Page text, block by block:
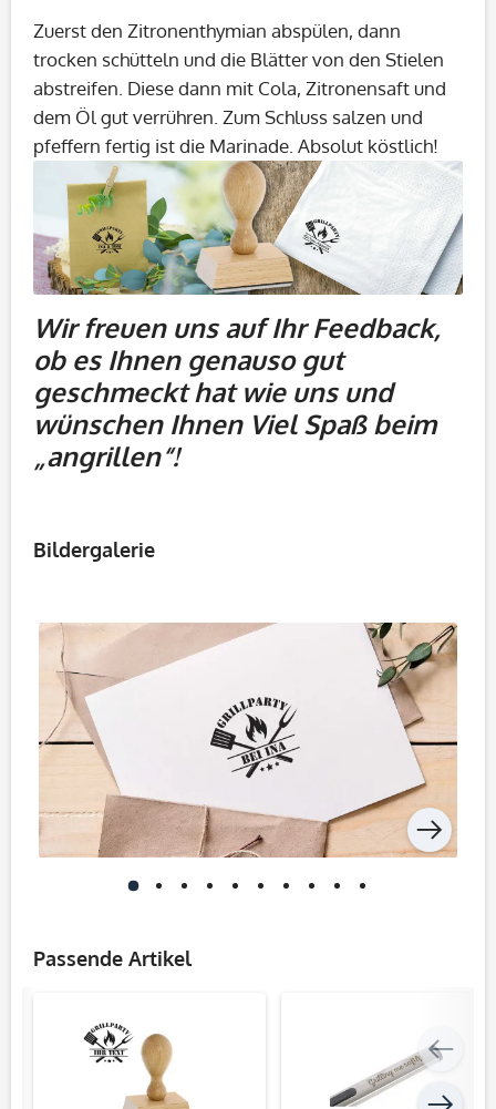
Zuerst den Zitronenthymian abspülen, dann
trocken schütteln und die Blätter von den Stielen
abstreifen. Diese dann mit Cola, Zitronensaft und
dem Öl gut verrühren. Zum Schluss salzen und
pfeffern fertig ist die Marinade. Absolut köstlich!
Wir freuen uns auf Ihr Feedback,
ob es Ihnen genauso gut
geschmeckt hat wie uns und
wünschen Ihnen Viel Spaß beim
„angrillen“!
Bildergalerie
Passende Artikel